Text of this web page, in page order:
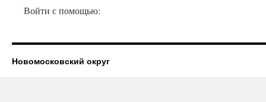
Войти с помощью:
Новомосковский округ